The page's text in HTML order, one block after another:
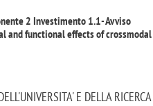
2 Investimento 1.1- Avviso
and functional effects of crossmodal
E DELLA RICERCA